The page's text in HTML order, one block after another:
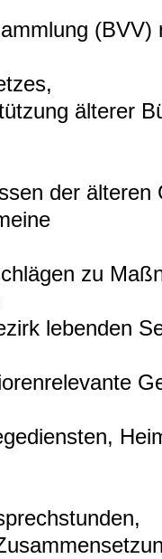
älterer
der älteren
zu
lebenden